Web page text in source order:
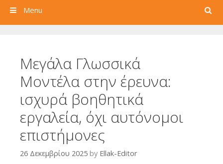
Search
Menu
Μεγάλα Γλωσσικά
Μοντέλα στην έρευνα:
ισχυρά βοηθητικά
εργαλεία, όχι αυτόνομοι
επιστήμονες
26 Δεκεμβρίου 2025 by Ellak-Editor